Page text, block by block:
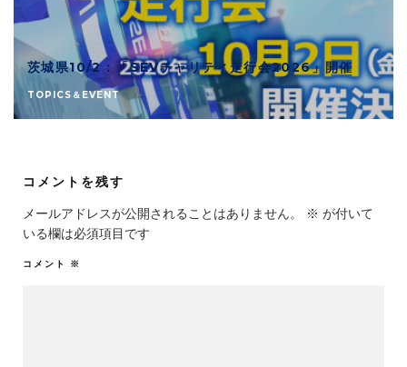
茨城県10/2：「SEVチャリティ走行会2026」開催
TOPICS＆EVENT
コメントを残す
メールアドレスが公開されることはありません。 ※ が付いて
いる欄は必須項目です
コメント ※